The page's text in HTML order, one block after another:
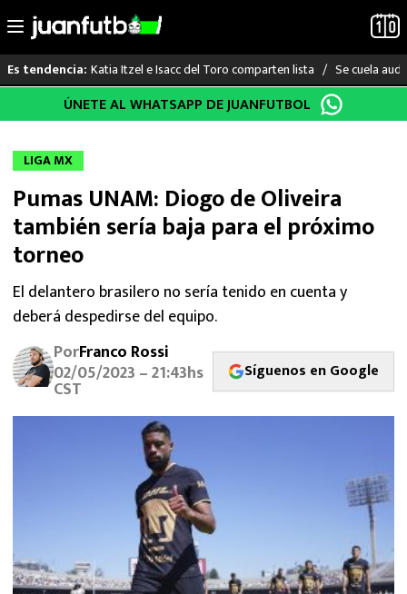
al
Es tendencia: Katia Itzel e Isacc del Toro comparten lista Se cuela
LO ÚLTIMO
LIGA MX
RAYADOS
PUMAS
ATLANTE
FUTBOL INTERNACIONAL
MEXICANOS EN EL EXTRANJERO
ÚNETE AL WHATSAPP DE JUANFUTBOL
LIGA MX
Pumas UNAM: Diogo de Oliveira
también sería baja para el próximo
torneo
El delantero brasilero no sería tenido en cuenta y
deberá despedirse del equipo.
PorFranco Rossi
02/05/2023 – 21:43hs
CST
Síguenos en Google